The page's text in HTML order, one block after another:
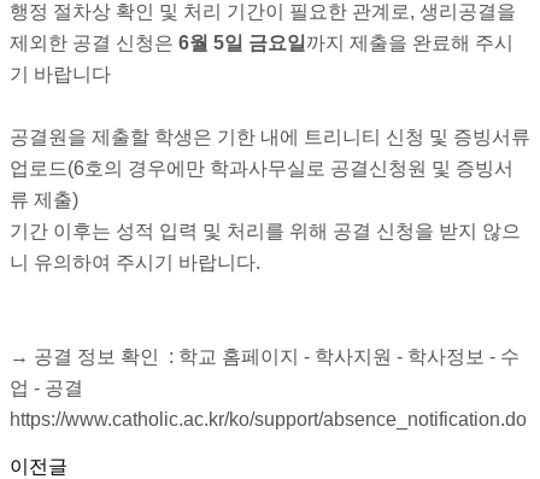
행정 절차상 확인 및 처리 기간이 필요한 관계로, 생리공결을
제외한 공결 신청은 6월 5일 금요일 까지 제출을 완료해 주시
기 바랍니다
공결원을 제출할 학생은 기한 내에 트리니티 신청 및 증빙서류
업로드(6호의 경우에만 학과사무실로 공결신청원 및 증빙서
류 제출)
기간 이후는 성적 입력 및 처리를 위해 공결 신청을 받지 않으
니 유의하여 주시기 바랍니다.
→ 공결 정보 확인 : 학교 홈페이지 - 학사지원 - 학사정보 - 수
업 - 공결
https://www.catholic.ac.kr/ko/support/absence_notification.do
이전글